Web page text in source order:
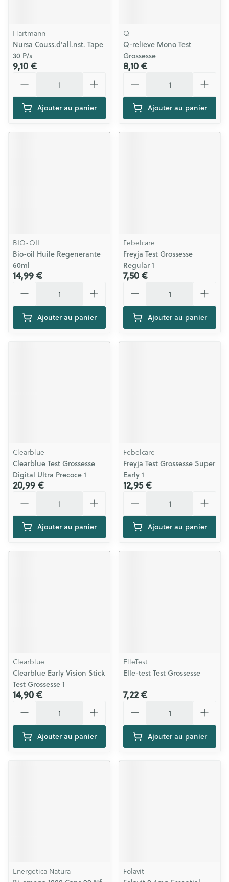
Hartmann
Nursa Couss.d'all.nst. Tape
30 P/s
9,10 €
Ajouter au panier
Q
Q-relieve Mono Test
Grossesse
8,10 €
Ajouter au panier
BIO-OIL
Bio-oil Huile Regenerante
60ml
14,99 €
Ajouter au panier
Febelcare
Freyja Test Grossesse
Regular 1
7,50 €
Ajouter au panier
Clearblue
Clearblue Test Grossesse
Digital Ultra Precoce 1
20,99 €
Ajouter au panier
Febelcare
Freyja Test Grossesse Super
Early 1
12,95 €
Ajouter au panier
Clearblue
Clearblue Early Vision Stick
Test Grossesse 1
14,90 €
Ajouter au panier
ElleTest
Elle-test Test Grossesse
7,22 €
Ajouter au panier
Energetica Natura Folavit